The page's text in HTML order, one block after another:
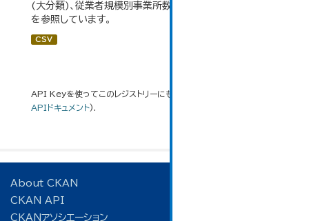
(大分類)、従業者規模別事業所数及び従業者数」のデータ
を参照しています。
CSV
API Keyを使ってこのレジストリーにもアクセス可能です
APIドキュメント).
About CKAN
CKAN API
CKANアソシエーション